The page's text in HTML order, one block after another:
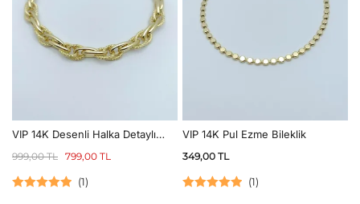
VIP 14K Desenli Halka Detaylı
999,00TL 799,00 TL
(1)
VIP 14K Pul Ezme Bileklik
349,00 TL
(1)